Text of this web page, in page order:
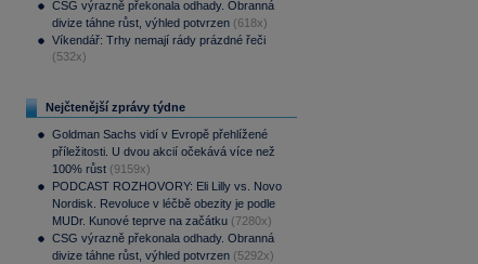
CSG výrazně překonala odhady. Obranná
divize táhne růst, výhled potvrzen (618x)
Víkendář: Trhy nemají rády prázdné řeči
(532x)
Nejčtenější zprávy týdne
Goldman Sachs vidí v Evropě přehlížené
příležitosti. U dvou akcií očekává více než
100% růst (9159x)
PODCAST ROZHOVORY: Eli Lilly vs. Novo
Nordisk. Revoluce v léčbě obezity je podle
MUDr. Kunové teprve na začátku (7280x)
CSG výrazně překonala odhady. Obranná
divize táhne růst, výhled potvrzen (5292x)